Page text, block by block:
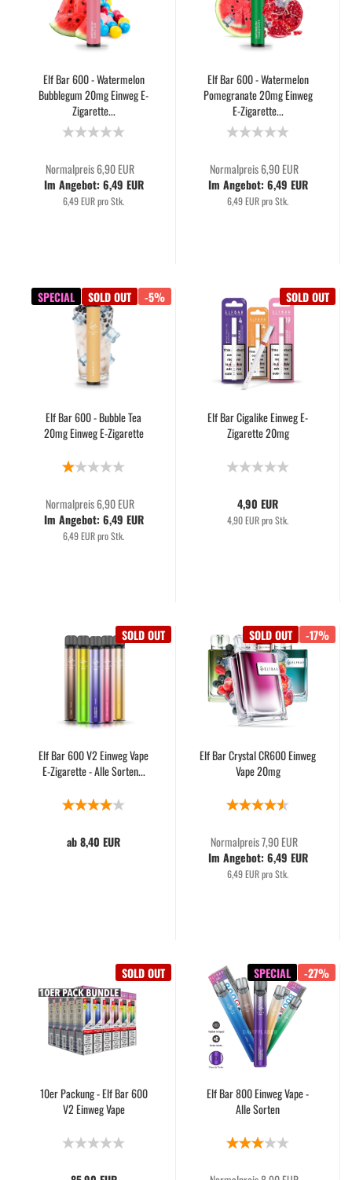
Elf Bar 600 - Watermelon
Bubblegum 20mg Einweg E-
Zigarette...
Normalpreis 6,90 EUR
Im Angebot: 6,49 EUR
6,49 EUR pro Stk.
Elf Bar 600 - Watermelon
Pomegranate 20mg Einweg
E-Zigarette...
Normalpreis 6,90 EUR
Im Angebot: 6,49 EUR
6,49 EUR pro Stk.
SPECIAL SOLD OUT -5%
Elf Bar 600 - Bubble Tea
20mg Einweg E-Zigarette
Normalpreis 6,90 EUR
Im Angebot: 6,49 EUR
6,49 EUR pro Stk.
SOLD OUT
Elf Bar Cigalike Einweg E-
Zigarette 20mg
4,90 EUR
4,90 EUR pro Stk.
SOLD OUT
Elf Bar 600 V2 Einweg Vape
E-Zigarette - Alle Sorten...
ab 8,40 EUR
SOLD OUT -17%
Elf Bar Crystal CR600 Einweg
Vape 20mg
Normalpreis 7,90 EUR
Im Angebot: 6,49 EUR
6,49 EUR pro Stk.
SOLD OUT
10er Packung - Elf Bar 600
V2 Einweg Vape
SPECIAL -27%
Elf Bar 800 Einweg Vape -
Alle Sorten